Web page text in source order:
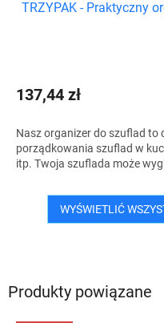
Produkty powiązane
TRZYPAK - Praktyczny
137,44 zł
Nasz organizer do szuflad to
porządkowania szuflad w
itp. Twoja szuflada może
WYŚWIETLIĆ